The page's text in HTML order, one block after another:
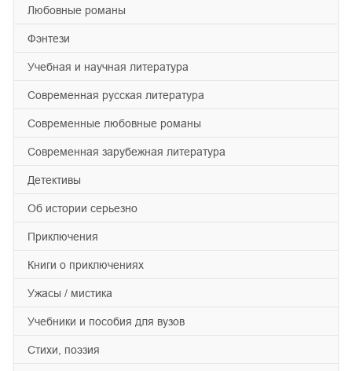
любовные романы
фэнтези
учебная и научная литература
современная русская литература
современные любовные романы
современная зарубежная литература
детективы
об истории серьезно
приключения
книги о приключениях
ужасы / мистика
учебники и пособия для вузов
cтихи, поэзия